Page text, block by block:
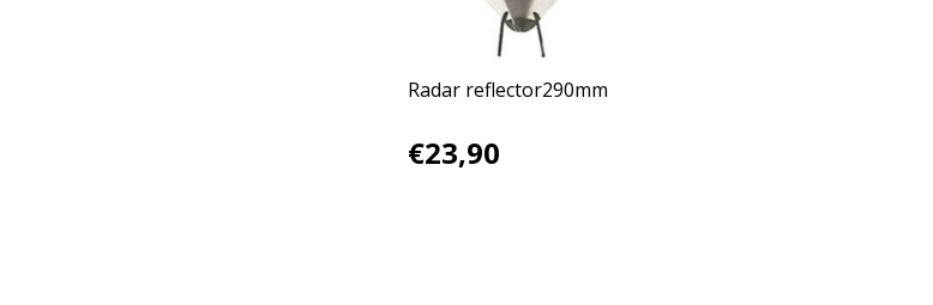
Radar reflector290mm
€23,90